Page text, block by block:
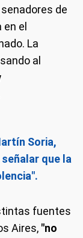
de
el
La
al
Soria,
que la
fuentes
Aires, "no